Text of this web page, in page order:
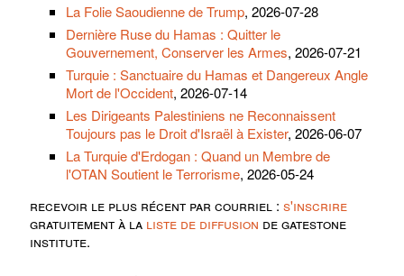
La Folie Saoudienne de Trump, 2026-07-28
Dernière Ruse du Hamas : Quitter le
Gouvernement, Conserver les Armes, 2026-07-21
Turquie : Sanctuaire du Hamas et Dangereux Angle
Mort de l'Occident, 2026-07-14
Les Dirigeants Palestiniens ne Reconnaissent
Toujours pas le Droit d'Israël à Exister, 2026-06-07
La Turquie d'Erdogan : Quand un Membre de
l'OTAN Soutient le Terrorisme, 2026-05-24
recevoir le plus récent par courriel : s'inscrire
gratuitement à la liste de diffusion de gatestone
institute.